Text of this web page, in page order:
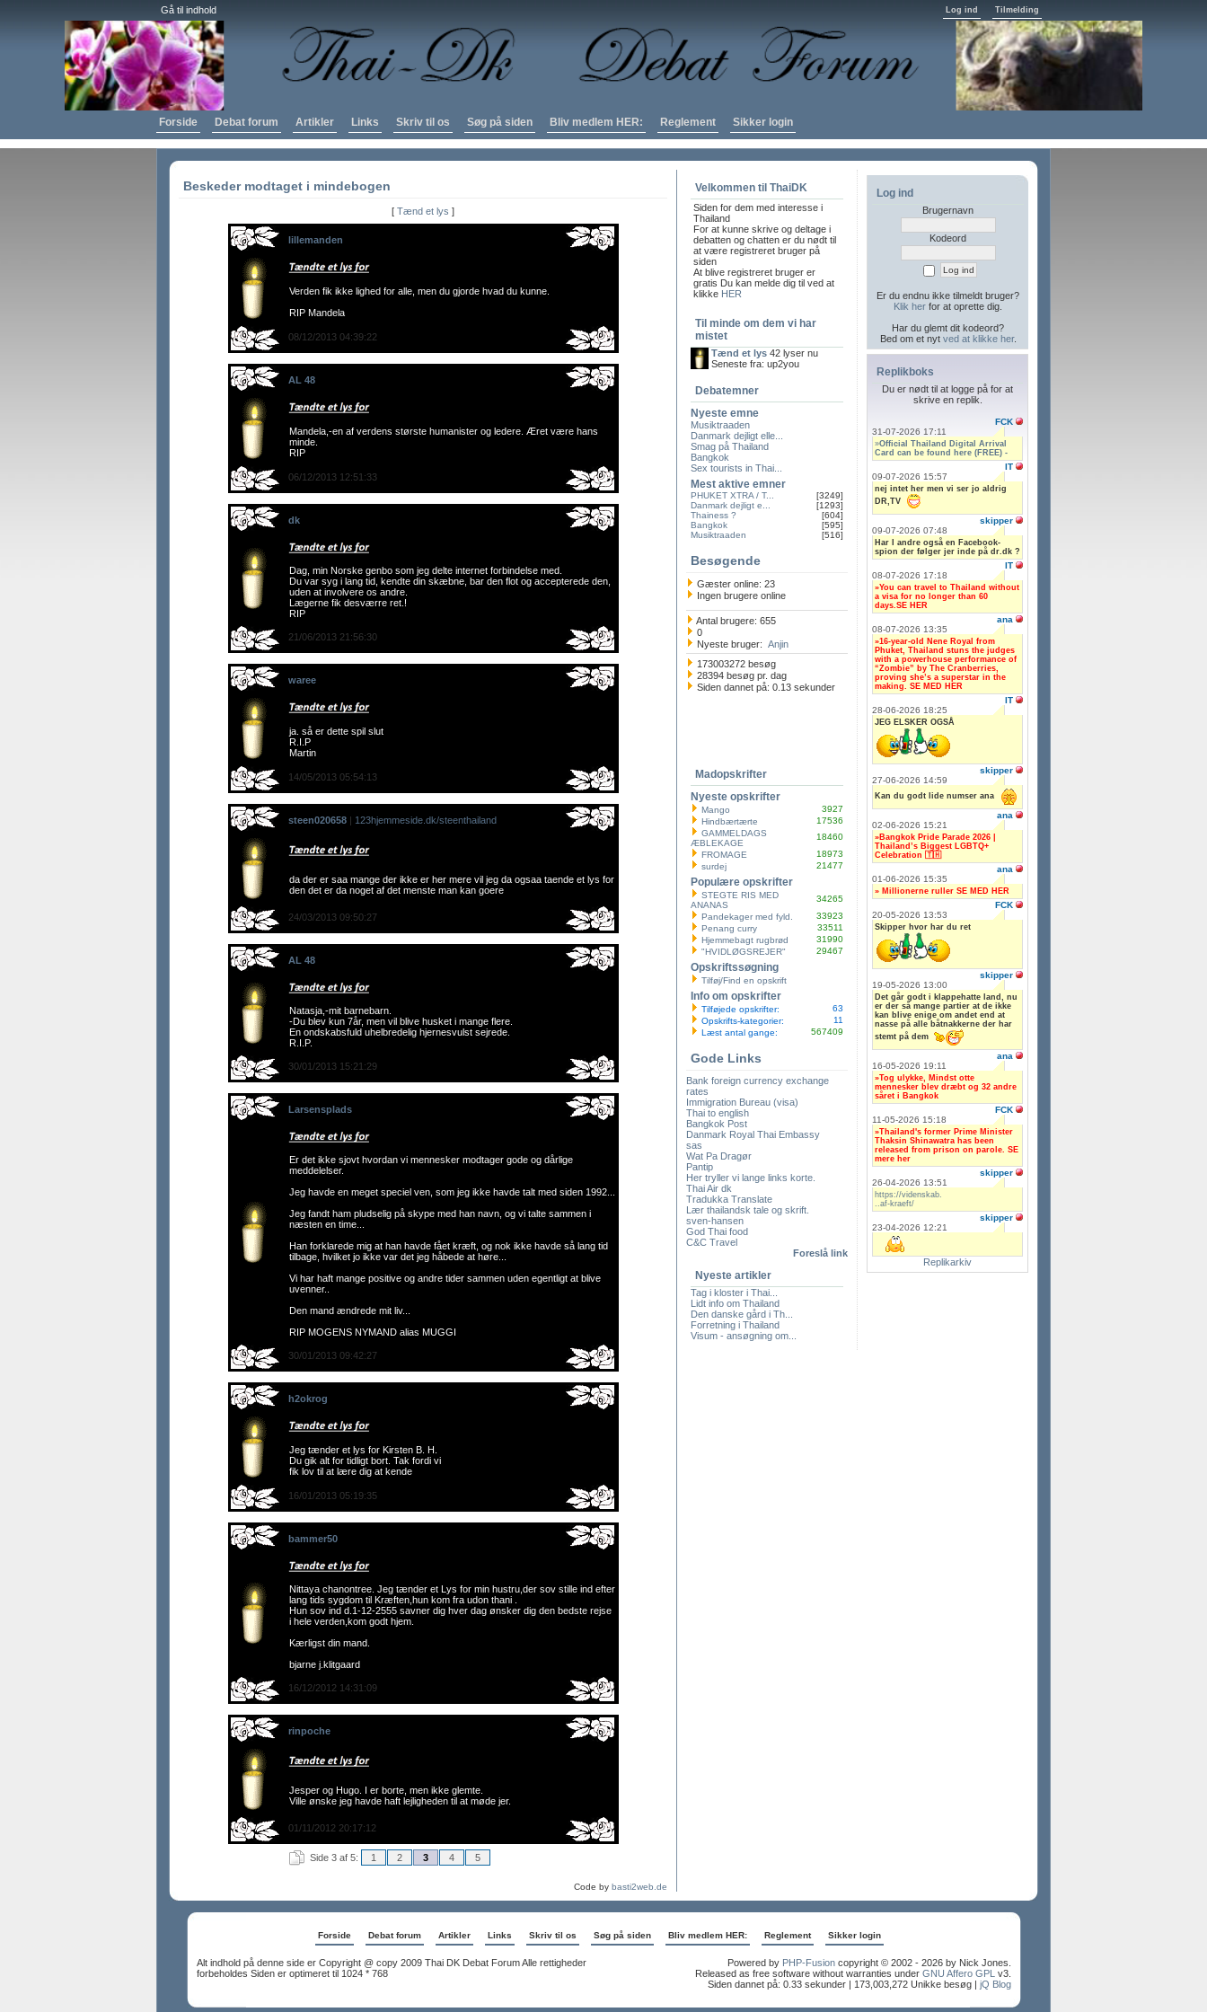
Gå til indhold Log ind Tilmelding
Forside Debat forum Artikler Links Skriv til os Søg på siden Bliv medlem HER: Reglement Sikker login
Beskeder modtaget i mindebogen
[ Tænd et lys ]
lillemanden
Verden fik ikke lighed for alle, men du gjorde hvad du kunne.
RIP Mandela
08/12/2013 04:39:22
AL 48
Mandela,-en af verdens største humanister og ledere. Æret være hans
minde.
RIP
06/12/2013 12:51:33
dk
Dag, min Norske genbo som jeg delte internet forbindelse med.
Du var syg i lang tid, kendte din skæbne, bar den flot og accepterede den,
uden at involvere os andre.
Lægerne fik desværre ret.!
RIP
21/06/2013 21:56:30
waree
ja. så er dette spil slut
R.I.P
Martin
14/05/2013 05:54:13
steen020658| 123hjemmeside.dk/steenthailand
da der er saa mange der ikke er her mere vil jeg da ogsaa taende et lys for
den det er da noget af det menste man kan goere
24/03/2013 09:50:27
AL 48
Natasja,-mit barnebarn.
-Du blev kun 7år, men vil blive husket i mange flere.
En ondskabsfuld uhelbredelig hjernesvulst sejrede.
R.I.P.
30/01/2013 15:21:29
Larsensplads
Er det ikke sjovt hvordan vi mennesker modtager gode og dårlige
meddelelser.
Jeg havde en meget speciel ven, som jeg ikke havde talt med siden 1992...
Jeg fandt ham pludselig på skype med han navn, og vi talte sammen i
næsten en time...
Han forklarede mig at han havde fået kræft, og nok ikke havde så lang tid
tilbage, hvilket jo ikke var det jeg håbede at høre...
Vi har haft mange positive og andre tider sammen uden egentligt at blive
uvenner..
Den mand ændrede mit liv...
RIP MOGENS NYMAND alias MUGGI
30/01/2013 09:42:27
h2okrog
Jeg tænder et lys for Kirsten B. H.
Du gik alt for tidligt bort. Tak fordi vi
fik lov til at lære dig at kende
16/01/2013 05:19:35
bammer50
Nittaya chanontree. Jeg tænder et Lys for min hustru,der sov stille ind efter
lang tids sygdom til Kræften,hun kom fra udon thani .
Hun sov ind d.1-12-2555 savner dig hver dag ønsker dig den bedste rejse
i hele verden,kom godt hjem.
Kærligst din mand.
bjarne j.klitgaard
16/12/2012 14:31:09
rinpoche
Jesper og Hugo. I er borte, men ikke glemte.
Ville ønske jeg havde haft lejligheden til at møde jer.
01/11/2012 20:17:12
Side 3 af 5: 1 2 3 4 5
Code by basti2web.de
Velkommen til ThaiDK
Siden for dem med interesse i
Thailand
For at kunne skrive og deltage i
debatten og chatten er du nødt til
at være registreret bruger på
siden
At blive registreret bruger er
gratis Du kan melde dig til ved at
klikke HER
Til minde om dem vi har
mistet
Tænd et lys 42 lyser nu
Seneste fra: up2you
Debatemner
Nyeste emne
Musiktraaden
Danmark dejligt elle...
Smag på Thailand
Bangkok
Sex tourists in Thai...
Mest aktive emner
PHUKET XTRA / T...
[3249]
Danmark dejligt e...
[1293]
Thainess ?
[604]
Bangkok
[595]
Musiktraaden
[516]
Besøgende
Gæster online: 23
Ingen brugere online
Antal brugere: 655
0
Nyeste bruger: Anjin
173003272 besøg
28394 besøg pr. dag
Siden dannet på: 0.13 sekunder
Madopskrifter
Nyeste opskrifter
Mango
3927
Hindbærtærte
17536
GAMMELDAGS
ÆBLEKAGE
18460
FROMAGE
18973
surdej
21477
Populære opskrifter
STEGTE RIS MED
ANANAS
34265
Pandekager med fyld.
33923
Penang curry
33511
Hjemmebagt rugbrød
31990
"HVIDLØGSREJER"
29467
Opskriftssøgning
Tilføj/Find en opskrift
Info om opskrifter
Tilføjede opskrifter:
63
Opskrifts-kategorier:
11
Læst antal gange:
567409
Gode Links
Bank foreign currency exchange
rates
Immigration Bureau (visa)
Thai to english
Bangkok Post
Danmark Royal Thai Embassy
sas
Wat Pa Dragør
Pantip
Her tryller vi lange links korte.
Thai Air dk
Tradukka Translate
Lær thailandsk tale og skrift.
sven-hansen
God Thai food
C&C Travel
Foreslå link
Nyeste artikler
Tag i kloster i Thai...
Lidt info om Thailand
Den danske gård i Th...
Forretning i Thailand
Visum - ansøgning om...
Log ind
Brugernavn
Kodeord
Er du endnu ikke tilmeldt bruger?
Klik her for at oprette dig.
Har du glemt dit kodeord?
Bed om et nyt ved at klikke her.
Replikboks
Du er nødt til at logge på for at
skrive en replik.
FCK
31-07-2026 17:11
»Official Thailand Digital Arrival
Card can be found here (FREE) -
IT
09-07-2026 15:57
nej intet her men vi ser jo aldrig
DR,TV
skipper
09-07-2026 07:48
Har I andre også en Facebook-
spion der følger jer inde på dr.dk ?
IT
08-07-2026 17:18
»You can travel to Thailand without
a visa for no longer than 60
days.SE HER
ana
08-07-2026 13:35
»16-year-old Nene Royal from
Phuket, Thailand stuns the judges
with a powerhouse performance of
“Zombie” by The Cranberries,
proving she’s a superstar in the
making. SE MED HER
IT
28-06-2026 18:25
JEG ELSKER OGSÅ
skipper
27-06-2026 14:59
Kan du godt lide numser ana
ana
02-06-2026 15:21
»Bangkok Pride Parade 2026 |
Thailand’s Biggest LGBTQ+
Celebration 🇹🇭
ana
01-06-2026 15:35
» Millionerne ruller SE MED HER
FCK
20-05-2026 13:53
Skipper hvor har du ret
skipper
19-05-2026 13:00
Det går godt i klappehatte land, nu
er der så mange partier at de ikke
kan blive enige om andet end at
nasse på alle båtnakkerne der har
stemt på dem
ana
16-05-2026 19:11
»Tog ulykke, Mindst otte
mennesker blev dræbt og 32 andre
såret i Bangkok
FCK
11-05-2026 15:18
»Thailand's former Prime Minister
Thaksin Shinawatra has been
released from prison on parole. SE
mere her
skipper
26-04-2026 13:51
https://videnskab.
..af-kraeft/
skipper
23-04-2026 12:21
Replikarkiv
Forside Debat forum Artikler Links Skriv til os Søg på siden Bliv medlem HER: Reglement Sikker login
Alt indhold på denne side er Copyright @ copy 2009 Thai DK Debat Forum Alle rettigheder
forbeholdes Siden er optimeret til 1024 * 768
Powered by PHP-Fusioncopyright © 2002 - 2026 by Nick Jones.
Released as free software without warranties under GNU Affero GPL v3.
Siden dannet på: 0.33 sekunder | 173,003,272 Unikke besøg | jQ Blog